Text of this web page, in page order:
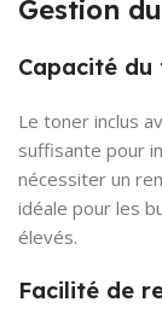
Gestion
Capacité du
Le toner inclus
suffisante pour
nécessiter un
idéale pour les
élevés.
Facilité de